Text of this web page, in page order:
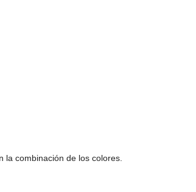
la combinación de los colores.